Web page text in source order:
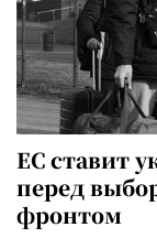
ЕС ставит
перед
фронтом